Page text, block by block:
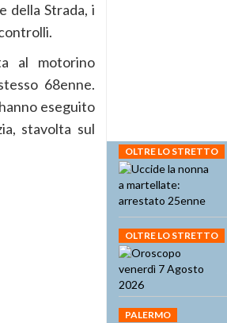
della Strada, i
al motorino
68enne.
eseguito
stavolta sul
OLTRE LO STRETTO
OLTRE LO STRETTO
PALERMO